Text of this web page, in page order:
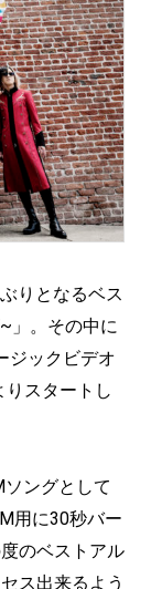
りとなるベス
」。その中に
ジックビデオ
りスタートし
ソングとして
用に30秒バー
のベストアル
ス出来るよう